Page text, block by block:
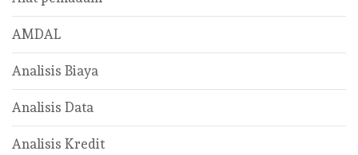
AMDAL
Analisis Biaya
Analisis Data
Analisis Kredit